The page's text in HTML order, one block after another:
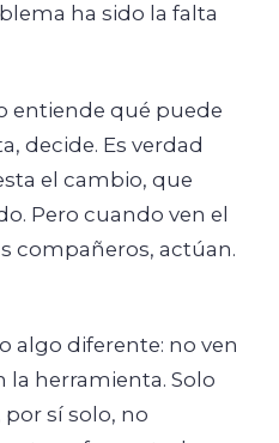
ha sido la falta
entiende qué puede
decide. Es verdad
el cambio, que
Pero cuando ven el
compañeros, actúan.
algo diferente: no ven
la herramienta. Solo
por sí solo, no